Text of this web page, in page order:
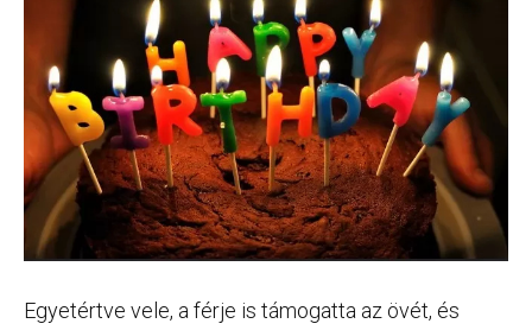
Egyetértve vele, a férje is támogatta az övét, és